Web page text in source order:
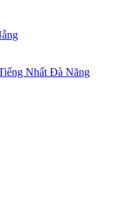
Nhất Đà Năng